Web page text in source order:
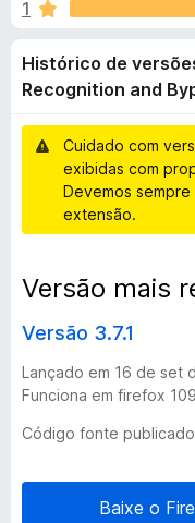
i
c
o
d
e
v
e
r
s
õ
m
,
9
e
5
1
Histórico de
Recognition and
Cuidado com
exibidas com
Devemos
extensão.
Versão mais
Versão 3.7.1
Lançado em 16 de set
Funciona em firefox
Código fonte
Baixe o